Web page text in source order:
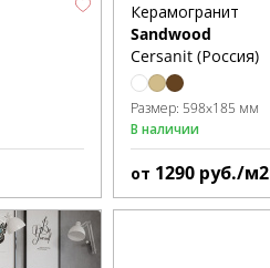
Керамогранит
Sandwood
Cersanit (Россия)
Размер: 598x185 мм
В наличии
от 1290 руб./м2